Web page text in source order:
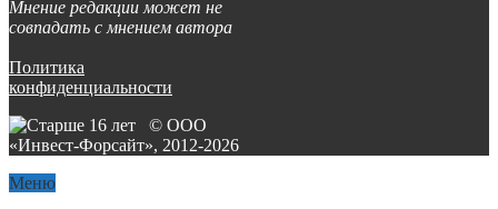
Мнение редакции может не
совпадать с мнением автора
Политика
конфиденциальности
© ООО
«Инвест-Форсайт», 2012-2026
Меню